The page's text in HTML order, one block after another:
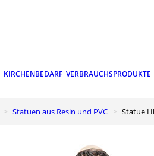
KIRCHENBEDARF VERBRAUCHSPRODUKTE
Statuen aus Resin und PVC Statue